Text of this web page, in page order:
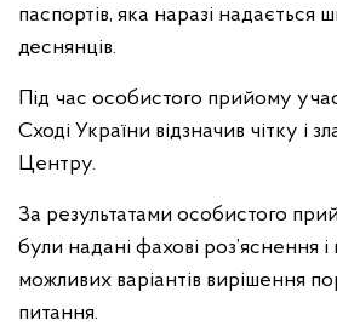
паспортів, яка наразі надається
деснянців.
Під час особистого прийому
Сході України відзначив чітку і
Центру.
За результатами особистого
були надані фахові роз’яснення і
можливих варіантів вирішення
питання.